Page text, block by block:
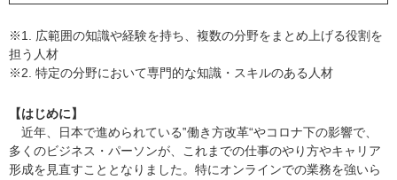
※1. 広範囲の知識や経験を持ち、複数の分野をまとめ上げる役割を
担う人材
※2. 特定の分野において専門的な知識・スキルのある人材
【はじめに】
近年、日本で進められている‟働き方改革“やコロナ下の影響で、
多くのビジネス・パーソンが、これまでの仕事のやり方やキャリア
形成を見直すこととなりました。特にオンラインでの業務を強いら